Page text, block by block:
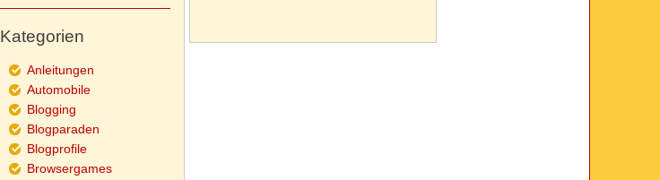
Kategorien
Anleitungen
Automobile
Blogging
Blogparaden
Blogprofile
Browsergames